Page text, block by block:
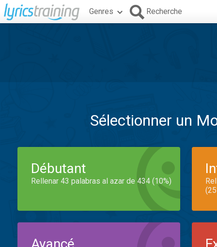
Genres Recherche
Sélectionner un
Débutant
Rellenar 43 palabras al azar de 434 (10%)